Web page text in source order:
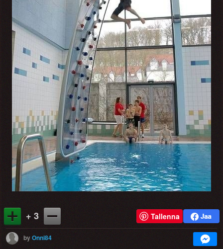
+ 3 Tallenna
byOnni84